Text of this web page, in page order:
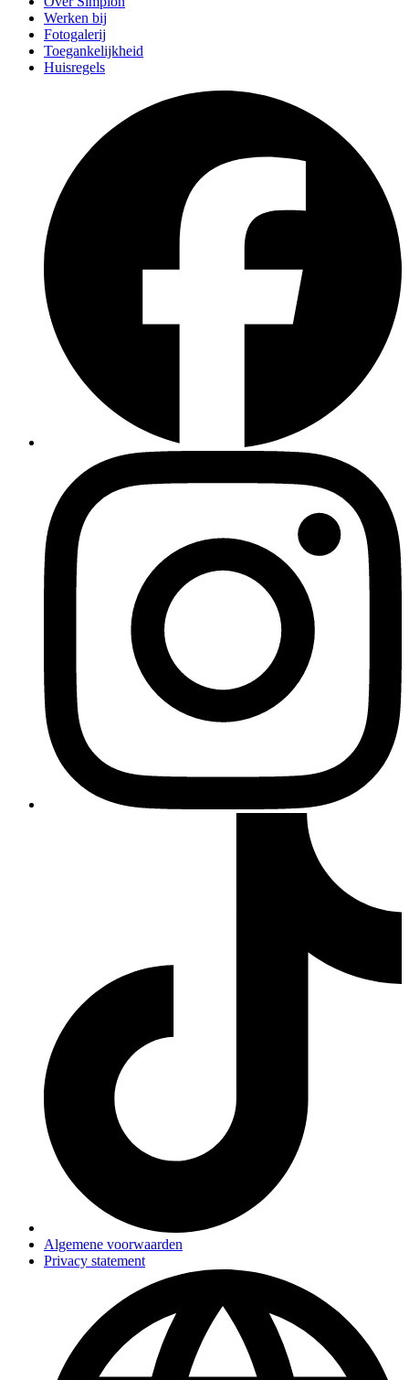
Werken bij
Fotogalerij
Toegankelijkheid
Huisregels
Algemene voorwaarden
Privacy statement